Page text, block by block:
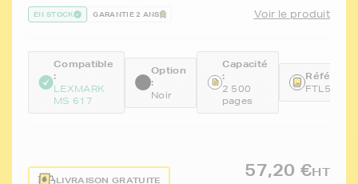
EN STOCK GARANTIE 2 ANS Voir le produit
Compatible
:
LEXMARK
MS 617
Option
:
Noir
Capacité
:
2 500
pages
LIVRAISON GRATUITE
57,20 €HT